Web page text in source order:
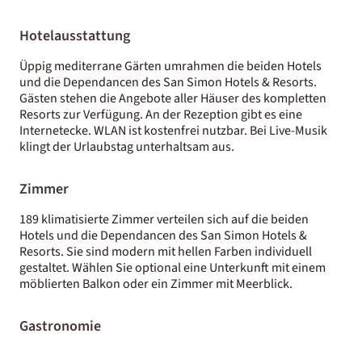
Hotelausstattung
Üppig mediterrane Gärten umrahmen die beiden Hotels
und die Dependancen des San Simon Hotels & Resorts.
Gästen stehen die Angebote aller Häuser des kompletten
Resorts zur Verfügung. An der Rezeption gibt es eine
Internetecke. WLAN ist kostenfrei nutzbar. Bei Live-Musik
klingt der Urlaubstag unterhaltsam aus.
Zimmer
189 klimatisierte Zimmer verteilen sich auf die beiden
Hotels und die Dependancen des San Simon Hotels &
Resorts. Sie sind modern mit hellen Farben individuell
gestaltet. Wählen Sie optional eine Unterkunft mit einem
möblierten Balkon oder ein Zimmer mit Meerblick.
Gastronomie